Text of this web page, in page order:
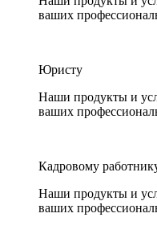
ваших
Юристу
Наши продукты и
ваших
Кадровому
Наши продукты и
ваших